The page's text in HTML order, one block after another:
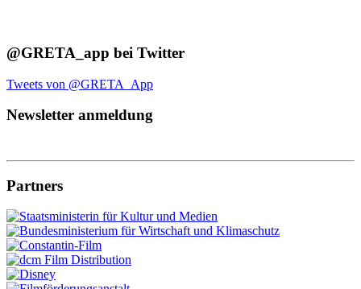
@GRETA_app bei Twitter
Tweets von @GRETA_App
Newsletter anmeldung
Partners